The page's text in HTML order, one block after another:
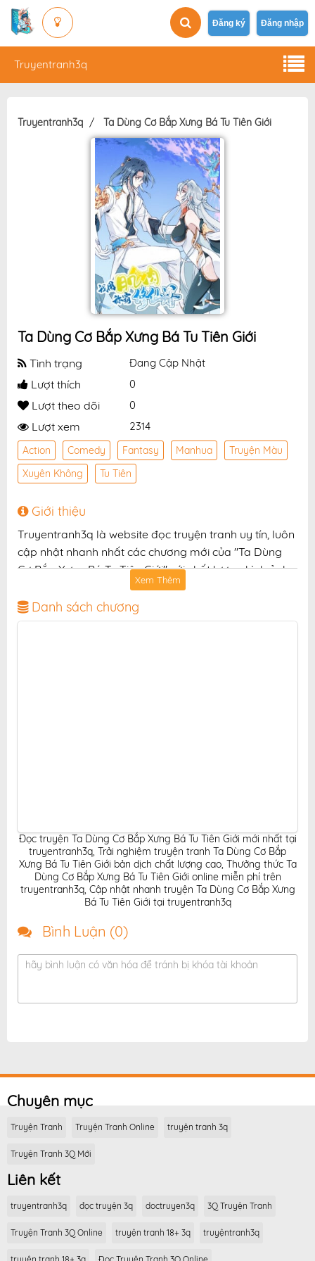
Đăng ký Đăng nhập
Truyentranh3q
Truyentranh3q Ta Dùng Cơ Bắp Xưng Bá Tu Tiên Giới
Ta Dùng Cơ Bắp Xưng Bá Tu Tiên Giới
Tình trạng Đang Cập Nhật
Lượt thích 0
Lượt theo dõi 0
Lượt xem 2314
Action Comedy Fantasy Manhua
Truyện Màu
Xuyên Không
Tu Tiên
Giới thiệu
Truyentranh3q là website đọc truyện tranh uy tín, luôn
cập nhật nhanh nhất các chương mới của "Ta Dùng
Cơ Bắp Xưng Bá Tu Tiên Giới" với chất lượng hình ảnh
sắc nét, bản dịch chuẩn và giao diện thân thiện, mang
đến trải nghiệm đọc truyện hấp dẫn, tiện lợi, hoàn
toàn miễn phí cho độc giả yêu thích truyện tranh
Xem Thêm
Danh sách chương
Đọc truyện Ta Dùng Cơ Bắp Xưng Bá Tu Tiên Giới mới nhất tại
truyentranh3q, Trải nghiệm truyện tranh Ta Dùng Cơ Bắp
Xưng Bá Tu Tiên Giới bản dịch chất lượng cao, Thưởng thức Ta
Dùng Cơ Bắp Xưng Bá Tu Tiên Giới online miễn phí trên
truyentranh3q, Cập nhật nhanh truyện Ta Dùng Cơ Bắp Xưng
Bá Tu Tiên Giới tại truyentranh3q
Bình Luận (0)
hãy bình luận có văn hóa để tránh bị khóa tài khoản
Chuyên mục
Truyện Tranh Truyện Tranh Online truyện tranh 3q
Truyện Tranh 3Q Mới
Liên kết
truyentranh3q đọc truyện 3q doctruyen3q 3Q Truyện Tranh
Truyện Tranh 3Q Online truyện tranh 18+ 3q truyệntranh3q